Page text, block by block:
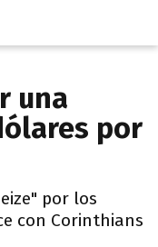
una
por
por los
con Corinthians